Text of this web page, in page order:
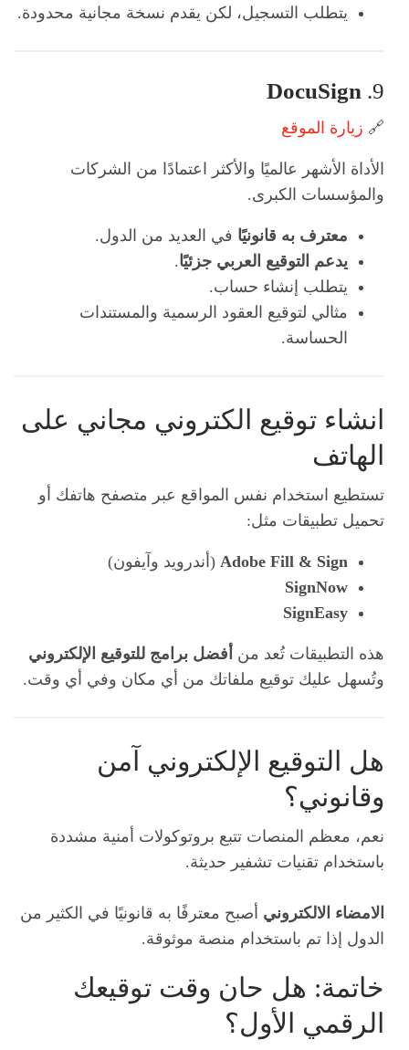
يتطلب التسجيل، لكن يقدم نسخة مجانية محدودة.
9.
DocuSign
🔗 زيارة الموقع
الأداة الأشهر عالميًا والأكثر اعتمادًا من الشركات
والمؤسسات الكبرى.
معترف به قانونيًا في العديد من الدول.
يدعم التوقيع العربي جزئيًا.
يتطلب إنشاء حساب.
مثالي لتوقيع العقود الرسمية والمستندات
الحساسة.
انشاء توقيع الكتروني مجاني على
الهاتف
تستطيع استخدام نفس المواقع عبر متصفح هاتفك أو
تحميل تطبيقات مثل:
Adobe Fill & Sign (أندرويد وآيفون)
SignNow
SignEasy
هذه التطبيقات تُعد من أفضل برامج للتوقيع الإلكتروني
وتُسهل عليك توقيع ملفاتك من أي مكان وفي أي وقت.
هل التوقيع الإلكتروني آمن
وقانوني؟
نعم، معظم المنصات تتبع بروتوكولات أمنية مشددة
باستخدام تقنيات تشفير حديثة.
الامضاء الالكتروني أصبح معترفًا به قانونيًا في الكثير من
الدول إذا تم باستخدام منصة موثوقة.
خاتمة: هل حان وقت توقيعك
الرقمي الأول؟